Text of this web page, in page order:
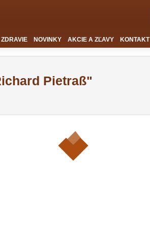
NOVINKY AKCIE A ZĽAVY KONTAKT
Pietraß"